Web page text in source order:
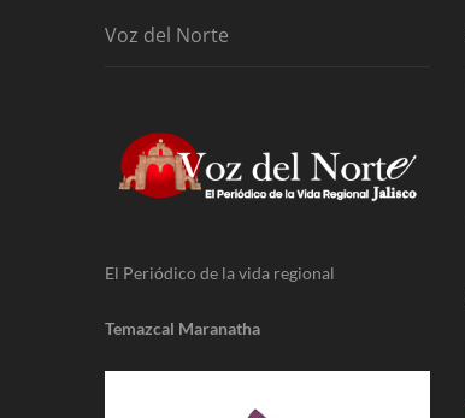
Voz del Norte
El Periódico de la vida regional
Temazcal Maranatha